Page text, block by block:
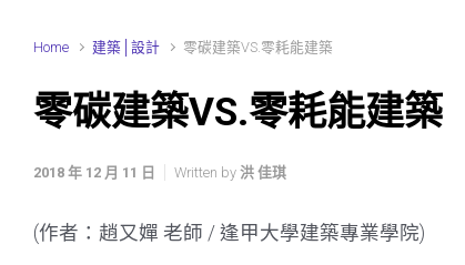
Home 建築│設計 零碳建築VS.零耗能建築
零碳建築VS.零耗能建築
2018 年 12 月 11 日 Written by 洪 佳琪
(作者：趙又嬋 老師 / 逢甲大學建築專業學院)